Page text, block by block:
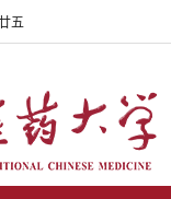
五